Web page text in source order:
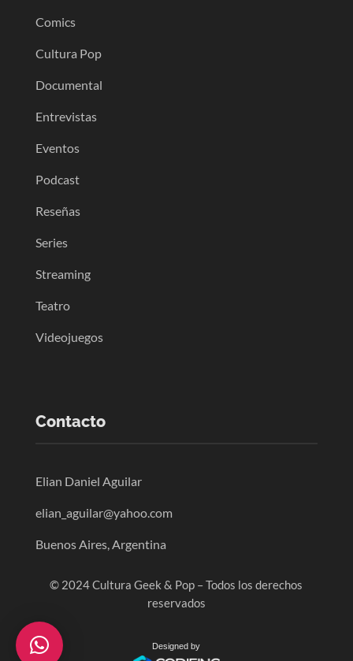
Comics
Cultura Pop
Documental
Entrevistas
Eventos
Podcast
Reseñas
Series
Streaming
Teatro
Videojuegos
Contacto
Elian Daniel Aguilar
elian_aguilar@yahoo.com
Buenos Aires, Argentina
© 2024 Cultura Geek & Pop – Todos los derechos
reservados
Designed by